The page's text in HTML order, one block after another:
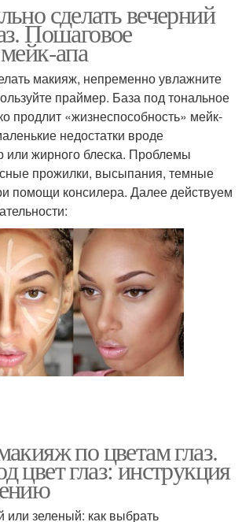
сделать вечерний
Пошаговое
апа
макияж, непременно увлажните
праймер. База под тональное
продлит «жизнеспособность» мейк-
недостатки вроде
жирного блеска. Проблемы
прожилки, высыпания, темные
помощи консилера. Далее действуем
по цветам глаз.
цвет глаз: инструкция
или зеленый: как выбрать